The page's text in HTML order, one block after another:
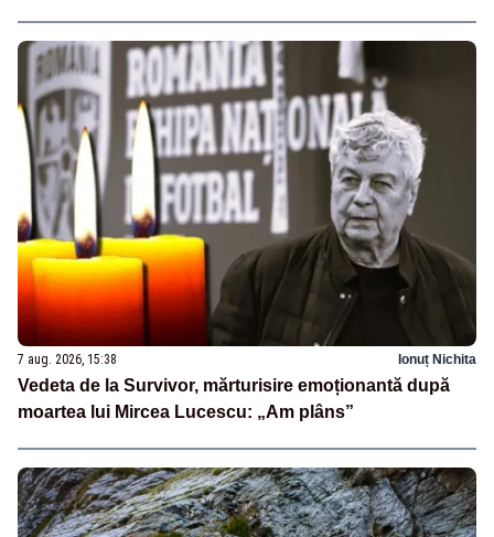
7 aug. 2026, 15:38 Ionuț Nichita
Vedeta de la Survivor, mărturisire emoționantă după
moartea lui Mircea Lucescu: „Am plâns”